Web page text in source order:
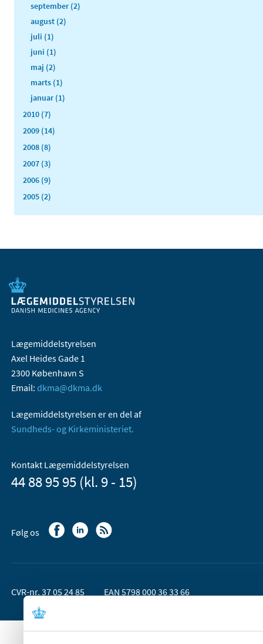
september (2)
august (2)
juli (1)
juni (1)
maj (2)
marts (1)
januar (1)
2010 (7)
2009 (14)
2008 (8)
2007 (3)
2006 (9)
2005 (2)
Lægemiddelstyrelsen
Axel Heides Gade 1
2300 København S
Email: dkma@dkma.dk
Lægemiddelstyrelsen er en del af
Sundheds- og Kirkeministeriet.
Kontakt Lægemiddelstyrelsen
44 88 95 95 (kl. 9 - 15)
Følg os
CVR-nr. 37 05 24 85 EAN 5798 000 36 33 66